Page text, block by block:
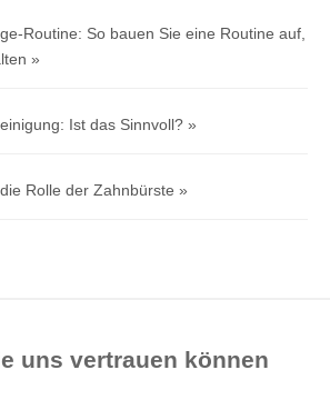
Routine: So bauen Sie eine Routine auf,
Ist das Sinnvoll?
Rolle der Zahnbürste
uns vertrauen können